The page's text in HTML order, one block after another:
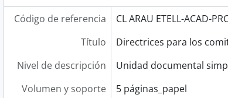
Código de referencia
CL ARAU ETELL-ACAD-
Título
Directrices para los
Nivel de descripción
Unidad documental
Volumen y soporte
5 páginas_papel